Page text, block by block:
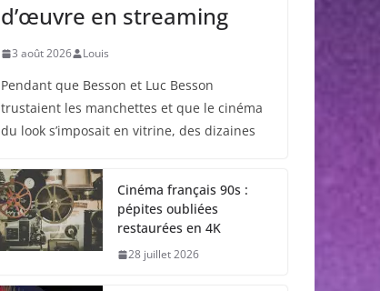
d’œuvre en streaming
3 août 2026 Louis
Pendant que Besson et Luc Besson
trustaient les manchettes et que le cinéma
du look s’imposait en vitrine, des dizaines
Cinéma français 90s :
pépites oubliées
restaurées en 4K
28 juillet 2026